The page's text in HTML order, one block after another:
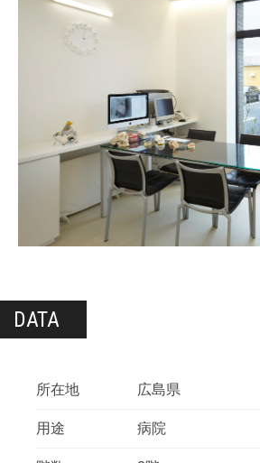
DATA
所在地 広島県
用途 病院